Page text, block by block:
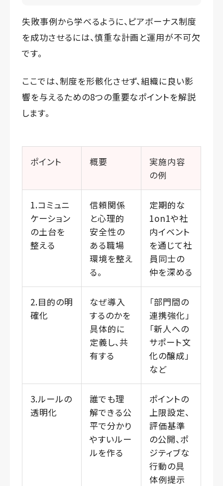
失敗事例から学べるように、ピアボーナス制度
を成功させるには、慎重な計画と運用が不可欠
です。
ここでは、制度を形骸化させず、組織に良い影
響を与えるための8つの重要なポイントを解説
します。
ポイント 概要
実施内容
の例
1.コミュニ
ケーション
の土台を
整える
信頼関係
と心理的
安全性の
ある職場
環境を整え
る。
定期的な
1on1や社
内イベント
を通じて社
員同士の
仲を深める
2.目的の明
確化
なぜ導入
するのかを
具体的に
定義し、共
有する
「部門間の
連携強化」
「新人への
サポート文
化の醸成」
など
3.ルールの
透明化
誰でも理
解できる公
平で分かり
やすいルー
ルを作る
ポイントの
上限設定、
評価基準
の公開、ポ
ジティブな
行動の具
体例提示